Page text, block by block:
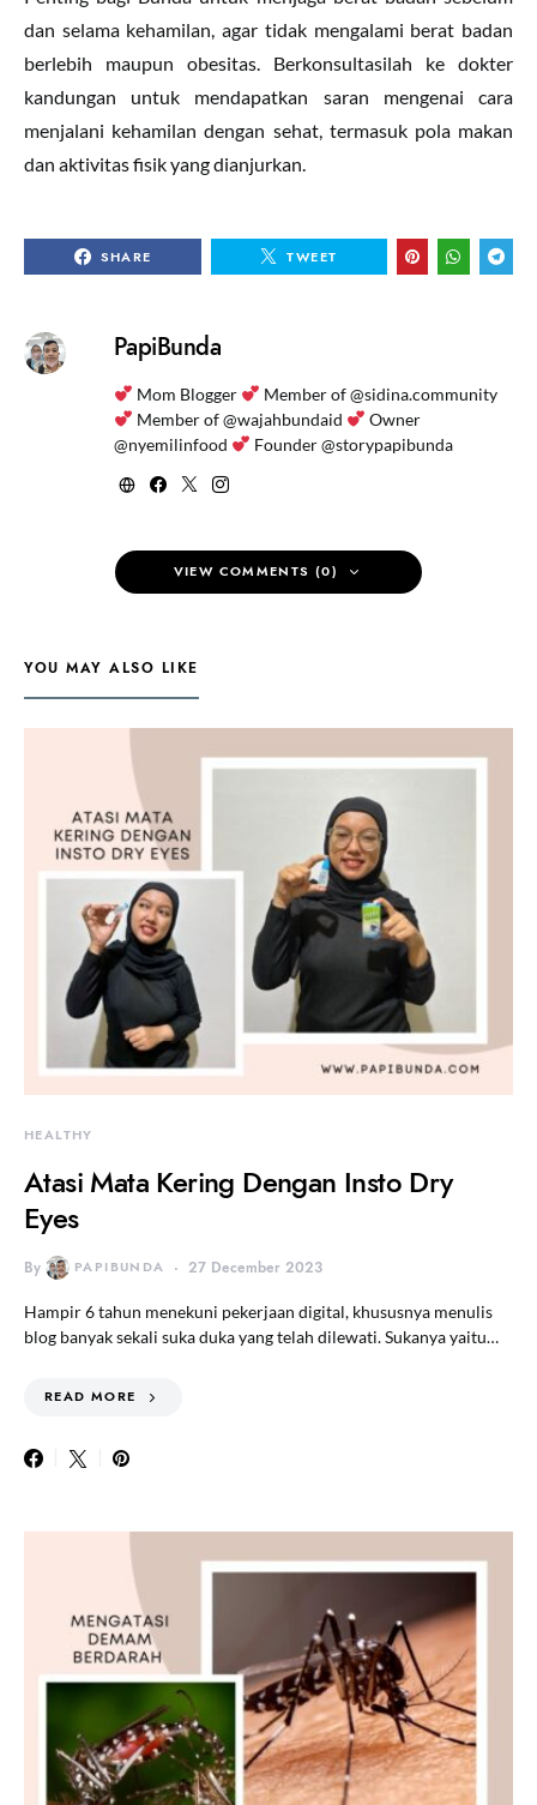
dan selama kehamilan, agar tidak mengalami berat badan
berlebih maupun obesitas. Berkonsultasilah ke dokter
kandungan untuk mendapatkan saran mengenai cara
menjalani kehamilan dengan sehat, termasuk pola makan
dan aktivitas fisik yang dianjurkan.
SHARE TWEET
PapiBunda
Mom Blogger
Member of @sidina.community
Member of @wajahbundaid
Owner
@nyemilinfood
Founder @storypapibunda
VIEW COMMENTS (0)
YOU MAY ALSO LIKE
HEALTHY
Atasi Mata Kering Dengan Insto Dry
Eyes
By PAPIBUNDA 27 December 2023
Hampir 6 tahun menekuni pekerjaan digital, khususnya menulis
blog banyak sekali suka duka yang telah dilewati. Sukanya yaitu…
READ MORE